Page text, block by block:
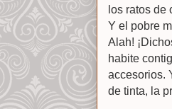
los ratos de
Y el pobre
Alah!
habite
accesorios.
de tinta, la